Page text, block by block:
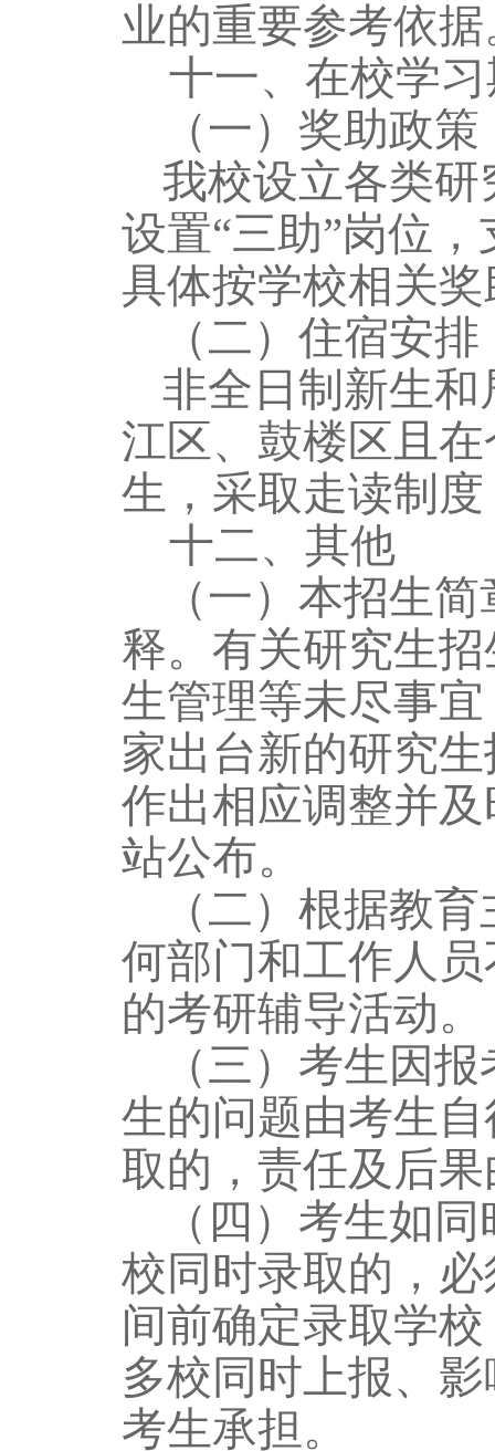
业的重要参考依据
十一、 在校学
（一）奖助政策
我校设立各类
设置“三助”岗位
具体按学校相关
（二）住宿安排
非全日制新生
江区、鼓楼区且
生，采取走读制
十二、 其他
（一）本招生
释。 有关研究生
生管理等未尽事
家出台新的研究
作出相应调整并
站公布。
（二）根据教育
何部门和工作人
的考研辅导活动。
（三）考生因
生的问题由考生
取的，责任及后果
（四）考生如
校同时录取的，
间前确定录取学
多校同时上报、
考生承担。